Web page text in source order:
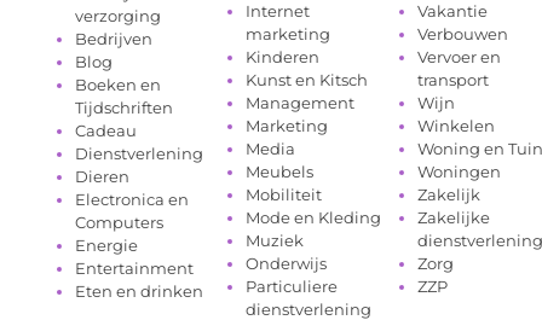
verzorging
Bedrijven
Blog
Boeken en
Tijdschriften
Cadeau
Dienstverlening
Dieren
Electronica en
Computers
Energie
Entertainment
Eten en drinken
Internet
marketing
Kinderen
Kunst en Kitsch
Management
Marketing
Media
Meubels
Mobiliteit
Mode en Kleding
Muziek
Onderwijs
Particuliere
dienstverlening
Vakantie
Verbouwen
Vervoer en
transport
Wijn
Winkelen
Woning en Tuin
Woningen
Zakelijk
Zakelijke
dienstverlening
Zorg
ZZP